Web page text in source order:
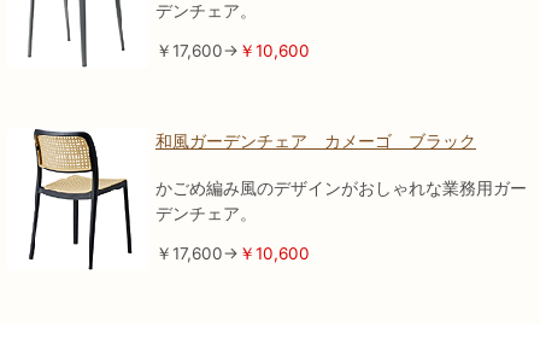
デンチェア。
￥17,600→ ￥10,600
和風ガーデンチェア カメーゴ ブラック
かごめ編み風のデザインがおしゃれな業務用ガー
デンチェア。
￥17,600→ ￥10,600